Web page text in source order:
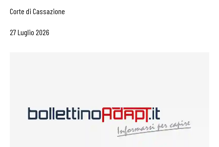
Corte di Cassazione
27 Luglio 2026